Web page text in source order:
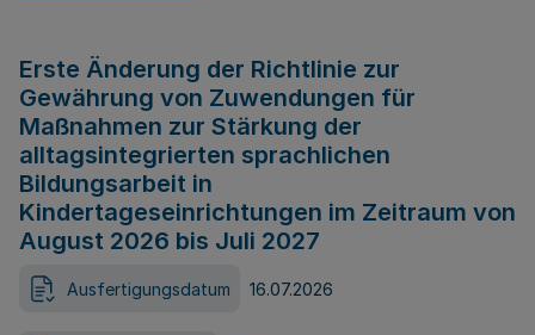
Erste Änderung der Richtlinie zur
Gewährung von Zuwendungen für
Maßnahmen zur Stärkung der
alltagsintegrierten sprachlichen
Bildungsarbeit in
Kindertageseinrichtungen im Zeitraum von
August 2026 bis Juli 2027
Ausfertigungsdatum 16.07.2026